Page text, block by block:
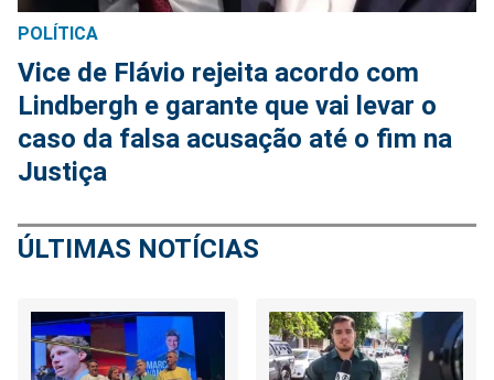
POLÍTICA
Vice de Flávio rejeita acordo com
Lindbergh e garante que vai levar o
caso da falsa acusação até o fim na
Justiça
ÚLTIMAS NOTÍCIAS